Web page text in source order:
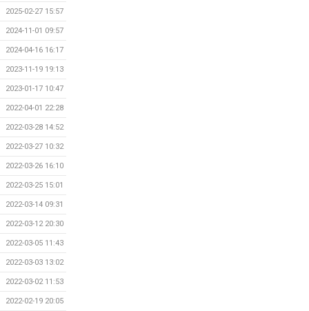
2025-02-27 15:57
2024-11-01 09:57
2024-04-16 16:17
2023-11-19 19:13
2023-01-17 10:47
2022-04-01 22:28
2022-03-28 14:52
2022-03-27 10:32
2022-03-26 16:10
2022-03-25 15:01
2022-03-14 09:31
2022-03-12 20:30
2022-03-05 11:43
2022-03-03 13:02
2022-03-02 11:53
2022-02-19 20:05